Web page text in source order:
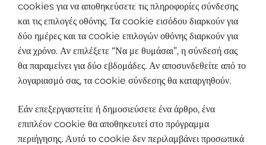
cookies για να αποθηκεύσετε τις πληροφορίες σύνδεσης
και τις επιλογές οθόνης. Τα cookie εισόδου διαρκούν για
δύο ημέρες και τα cookie επιλογών οθόνης διαρκούν για
ένα χρόνο. Αν επιλέξετε “Να με θυμάσαι”, η σύνδεσή σας
θα παραμείνει για δύο εβδομάδες. Αν αποσυνδεθείτε από το
λογαριασμό σας, τα cookie σύνδεσης θα καταργηθούν.
Εάν επεξεργαστείτε ή δημοσιεύσετε ένα άρθρο, ένα
επιπλέον cookie θα αποθηκευτεί στο πρόγραμμα
περιήγησης. Αυτό το cookie δεν περιλαμβάνει προσωπικά